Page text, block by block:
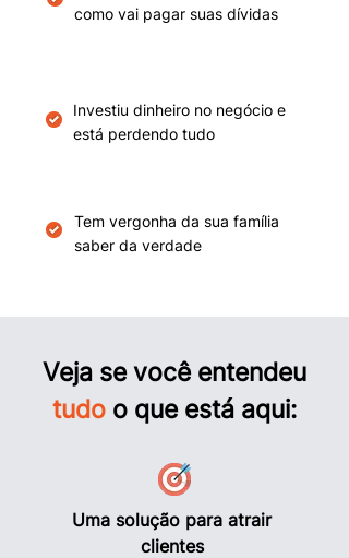
como vai pagar suas dívidas
Investiu dinheiro no negócio e
está perdendo tudo
Tem vergonha da sua família
saber da verdade
Veja se você entendeu
tudo o que está aqui:
Uma solução para atrair
clientes